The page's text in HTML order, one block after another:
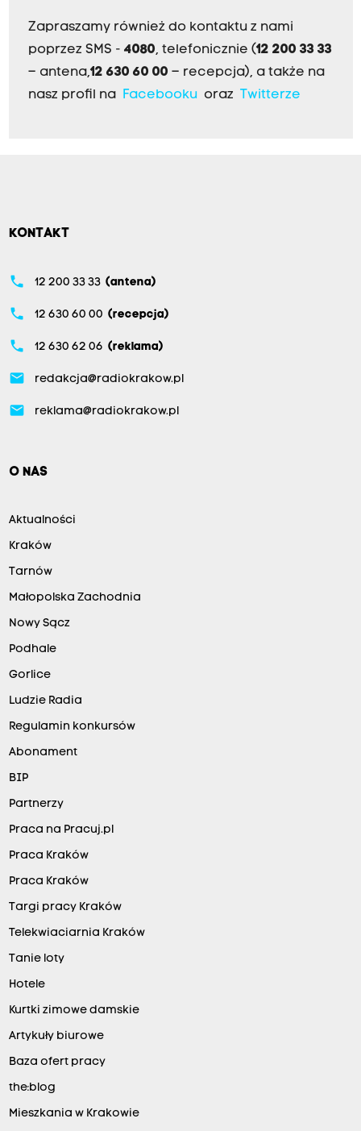
Zapraszamy również do kontaktu z nami
poprzez SMS - 4080, telefonicznie (12 200 33 33
– antena,12 630 60 00 – recepcja), a także na
nasz profil na Facebookuoraz Twitterze
KONTAKT
phone 12 200 33 33 (antena)
phone 12 630 60 00 (recepcja)
phone 12 630 62 06 (reklama)
email redakcja@radiokrakow.pl
email reklama@radiokrakow.pl
O NAS
Aktualności
Kraków
Tarnów
Małopolska Zachodnia
Nowy Sącz
Podhale
Gorlice
Ludzie Radia
Regulamin konkursów
Abonament
BIP
Partnerzy
Praca na Pracuj.pl
Praca Kraków
Praca Kraków
Targi pracy Kraków
Telekwiaciarnia Kraków
Tanie loty
Hotele
Kurtki zimowe damskie
Artykuły biurowe
Baza ofert pracy
the:blog
Mieszkania w Krakowie